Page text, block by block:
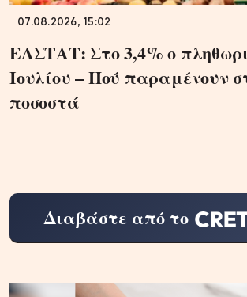
07.08.2026, 15:02
ΕΛΣΤΑΤ: Στο 3,4% ο
Ιουλίου – Πού παραμένουν
ποσοστά
Διαβάστε από το